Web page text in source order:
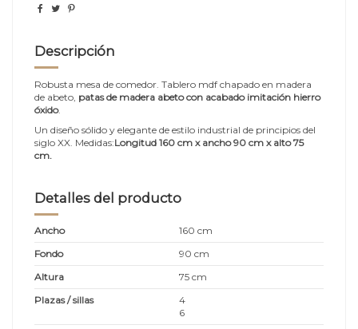
Descripción
Robusta mesa de comedor. Tablero mdf chapado en madera
de abeto, patas de madera abeto con acabado imitación hierro
óxido.
Un diseño sólido y elegante de estilo industrial de principios del
siglo XX. Medidas:Longitud 160 cm x ancho 90 cm x alto 75
cm.
Detalles del producto
Ancho
160 cm
Fondo
90 cm
Altura
75 cm
Plazas / sillas
4
6